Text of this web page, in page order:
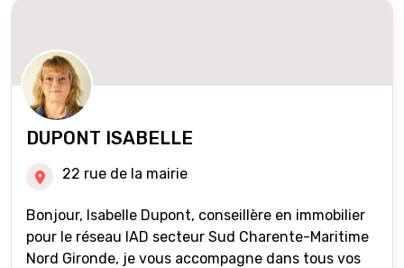
DUPONT ISABELLE
22 rue de la mairie
Bonjour, Isabelle Dupont, conseillère en immobilier
pour le réseau IAD secteur Sud Charente-Maritime
Nord Gironde, je vous accompagne dans tous vos